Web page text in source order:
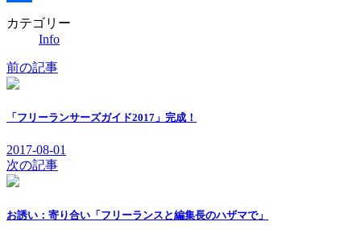
共
カテゴリー
Info
前の記事
「フリーランサーズガイド2017」完成！
2017-08-01
次の記事
お誘い：寄り合い「フリーランスと編集長のハザマで」